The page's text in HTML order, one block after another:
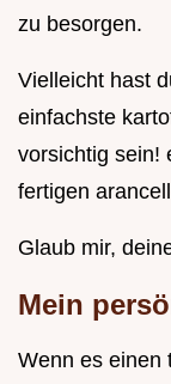
zu besorgen.
Vielleicht hast
einfachste
vorsichtig sein!
fertigen
Glaub mir,
Mein
Wenn es einen